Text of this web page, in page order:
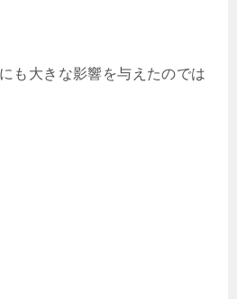
も大きな影響を与えたのでは